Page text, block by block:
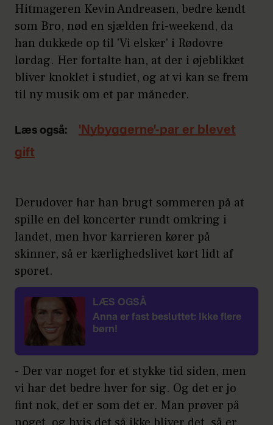
Hitmageren Kevin Andreasen, bedre kendt
som Bro, nød en sjælden fri-weekend, da
han dukkede op til 'Vi elsker' i Rødovre
lørdag. Her fortalte han, at der i øjeblikket
bliver knoklet i studiet, og at vi kan se frem
til ny musik om et par måneder.
Læs også:
'Nybyggerne'-par er blevet
gift
Derudover har han brugt sommeren på at
spille en del koncerter rundt omkring i
landet, men hvor karrieren kører på
skinner, så er kærlighedslivet kørt lidt af
sporet.
LÆS OGSÅ
Anna er fast besluttet: Ikke flere
børn!
- Der var noget for et stykke tid siden, men
vi har det bedre hver for sig. Og det er jo
fint nok, det er som det er. Man prøver på